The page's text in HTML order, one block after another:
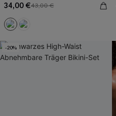
34,00 €43,00 €
-20%